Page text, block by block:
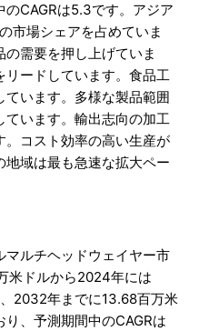
CAGRは5.3です。アジア
市場シェアを占めていま
需要を押し上げていま
ードしています。食品工
います。多様な製品範囲
ています。輸出志向の加工
。コスト効率の高い生産が
域は最も急速な拡大ペー
マルチヘッドウェイヤー市
米ドルから2024年には
2032年までに13.68百万米
り、予測期間中のCAGRは